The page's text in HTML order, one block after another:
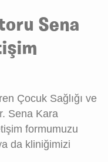
Sena
Çocuk Sağlığı ve
Sena Kara
formumuzu
da kliniğimizi